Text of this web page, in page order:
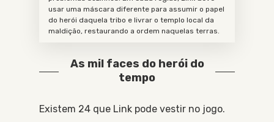
usar uma máscara diferente para assumir o papel
do herói daquela tribo e livrar o templo local da
maldição, restaurando a ordem naquelas terras.
As mil faces do herói do
tempo
Existem 24 que Link pode vestir no jogo.